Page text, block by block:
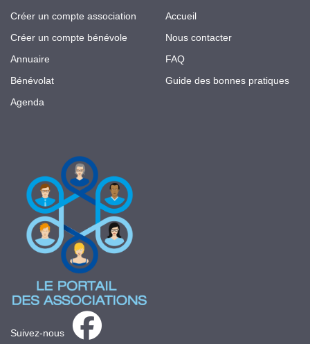
Suivez-nous
Créer un compte association
Créer un compte bénévole
Annuaire
Bénévolat
Agenda
Accueil
Nous contacter
FAQ
Guide des bonnes pratiques